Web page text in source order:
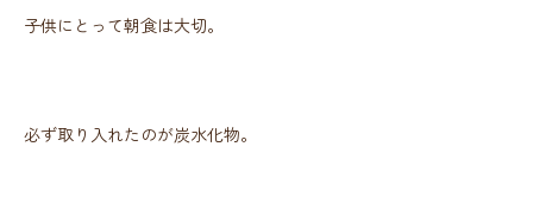
子供にとって朝食は大切。
必ず取り入れたのが炭水化物。